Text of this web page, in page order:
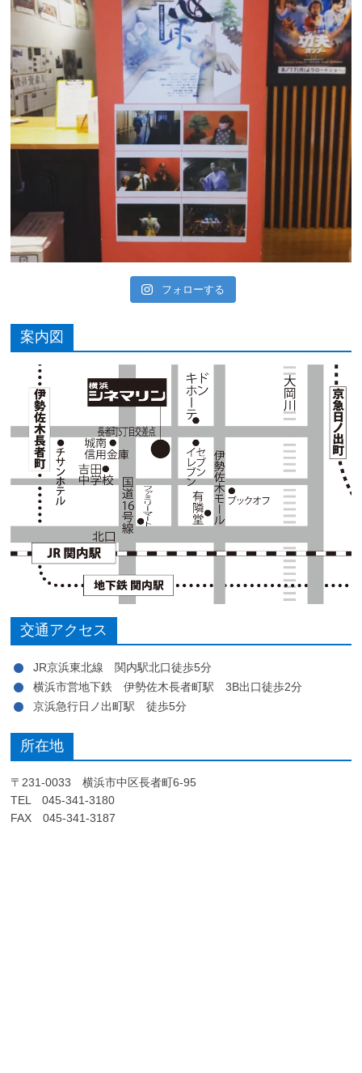
フォローする
案内図
交通アクセス
JR京浜東北線 関内駅北口徒歩5分
横浜市営地下鉄 伊勢佐木長者町駅 3B出口徒歩2分
京浜急行日ノ出町駅 徒歩5分
所在地
〒231-0033 横浜市中区長者町6-95
TEL 045-341-3180
FAX 045-341-3187